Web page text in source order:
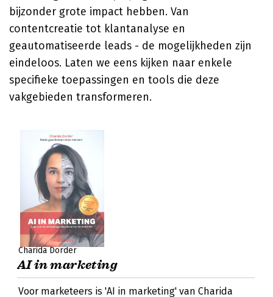
bijzonder grote impact hebben. Van
contentcreatie tot klantanalyse en
geautomatiseerde leads - de mogelijkheden zijn
eindeloos. Laten we eens kijken naar enkele
specifieke toepassingen en tools die deze
vakgebieden transformeren.
Charida Dorder
AI in marketing
Voor marketeers is 'AI in marketing' van Charida